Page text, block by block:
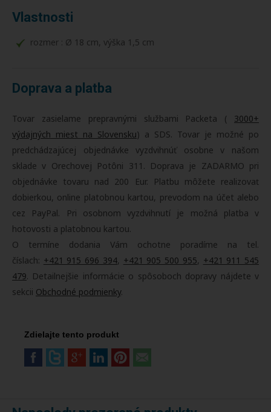
Vlastnosti
rozmer : Ø 18 cm, výška 1,5 cm
Doprava a platba
Tovar zasielame prepravnými službami Packeta ( 3000+
výdajných miest na Slovensku) a SDS. Tovar je možné po
predchádzajúcej objednávke vyzdvihnúť osobne v našom
sklade v Orechovej Potôni 311. Doprava je ZADARMO pri
objednávke tovaru nad 200 Eur. Platbu môžete realizovať
dobierkou, online platobnou kartou, prevodom na účet alebo
cez PayPal. Pri osobnom vyzdvihnutí je možná platba v
hotovosti a platobnou kartou.
O termíne dodania Vám ochotne poradíme na tel.
číslach: +421 915 696 394, +421 905 500 955, +421 911 545
479. Detailnejšie informácie o spôsoboch dopravy nájdete v
sekcii Obchodné podmienky.
Zdielajte tento produkt